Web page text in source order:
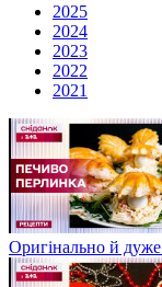
2025
2024
2023
2022
2021
Оригінально й